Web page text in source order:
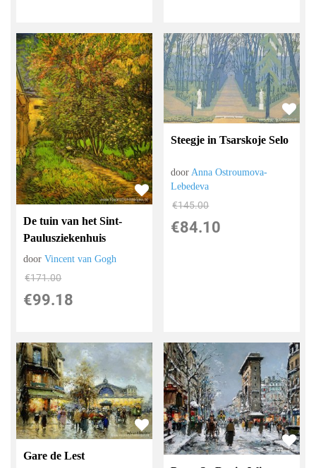
De tuin van het Sint-
Paulusziekenhuis
doorVincent van Gogh
€171.00
€99.18
Steegje in Tsarskoje Selo
door Anna Ostroumova-
Lebedeva
€145.00
€84.10
Gare de Lest